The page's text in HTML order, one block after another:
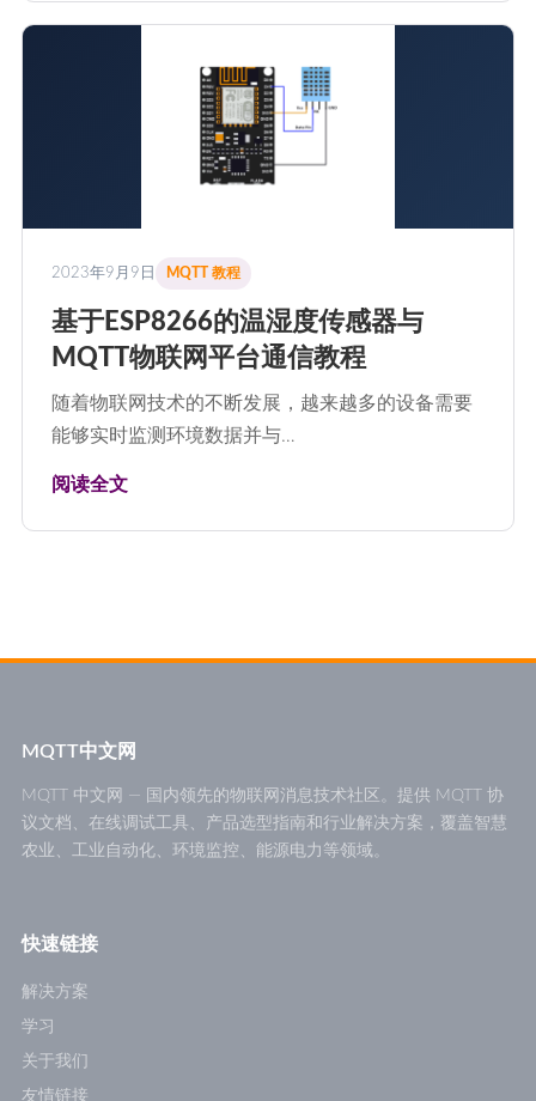
2023年9月9日 MQTT 教程
基于ESP8266的温湿度传感器与
MQTT物联网平台通信教程
随着物联网技术的不断发展，越来越多的设备需要
能够实时监测环境数据并与…
阅读全文
MQTT中文网
MQTT 中文网 — 国内领先的物联网消息技术社区。提供 MQTT 协
议文档、在线调试工具、产品选型指南和行业解决方案，覆盖智慧
农业、工业自动化、环境监控、能源电力等领域。
快速链接
解决方案
学习
关于我们
友情链接